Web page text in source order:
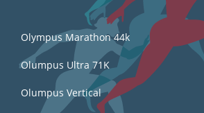
Olympus Marathon 44k
Olumpus Ultra 71K
Olumpus Vertical